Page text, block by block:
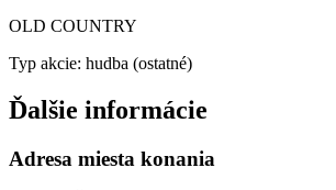
OLD COUNTRY
Typ akcie: hudba (ostatné)
Ďalšie informácie
Adresa miesta konania